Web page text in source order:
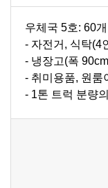
우체국 5호: 60
- 자전거, 식탁(4
- 냉장고(폭
- 취미용품, 원룸
- 1톤 트럭 분량